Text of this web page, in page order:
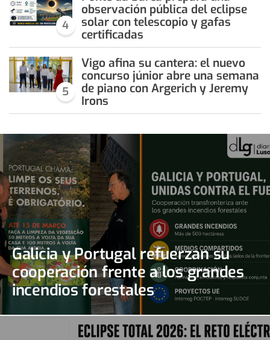
4
observación pública del eclipse
solar con telescopio y gafas
certificadas
5
Vigo afina su cantera: el nuevo
concurso júnior abre una semana
de piano con Argerich y Jeremy
Irons
Galicia y Portugal refuerzan su
cooperación frente a los grandes
incendios forestales